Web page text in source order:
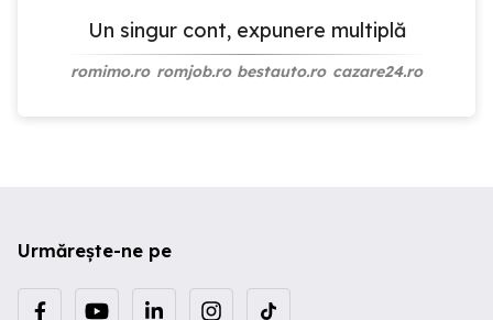
Un singur cont, expunere multiplă
romimo.ro romjob.ro bestauto.ro cazare24.ro
Urmărește-ne pe